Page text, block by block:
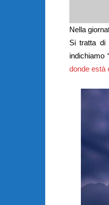
Nella
Si tratta di
indichiamo
donde està